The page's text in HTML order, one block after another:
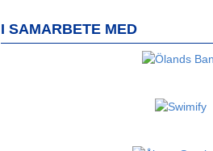
I SAMARBETE MED